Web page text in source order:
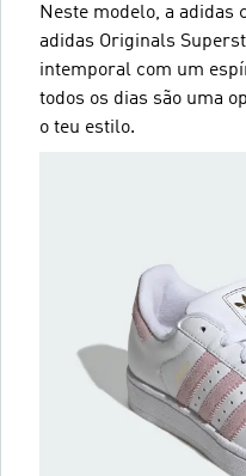
Neste modelo, a adidas
adidas Originals
intemporal com um
todos os dias são uma
o teu estilo.